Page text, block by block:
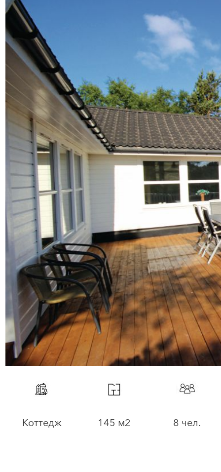
Коттедж 145 м2 8 чел.